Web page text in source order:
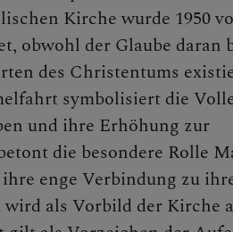
Advent
Kirche wurde 1950
obwohl der Glaube daran
des Christentums
symbolisiert die
und ihre Erhöhung zur
die besondere Rolle
enge Verbindung zu
als Vorbild der Kirche